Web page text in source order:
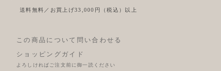
送料無料／お買上げ33,000円（税込）以上
この商品について問い合わせる
ショッピングガイド
よろしければご注文前に御一読ください